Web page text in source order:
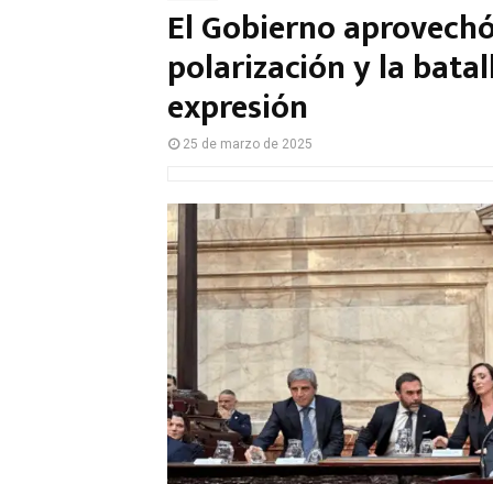
El Gobierno
polarización y la
expresión
25 de marzo de 2025